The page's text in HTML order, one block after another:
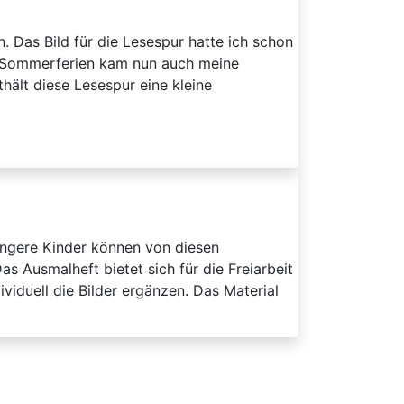
Das Bild für die Lesespur hatte ich schon
kam nun auch meine
diese Lesespur eine kleine
Kinder können von diesen
Ausmalheft bietet sich für die Freiarbeit
die Bilder ergänzen. Das Material